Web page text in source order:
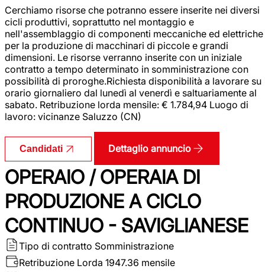
Cerchiamo risorse che potranno essere inserite nei diversi
cicli produttivi, soprattutto nel montaggio e
nell'assemblaggio di componenti meccaniche ed elettriche
per la produzione di macchinari di piccole e grandi
dimensioni. Le risorse verranno inserite con un iniziale
contratto a tempo determinato in somministrazione con
possibilità di proroghe.Richiesta disponibilità a lavorare su
orario giornaliero dal lunedì al venerdì e saltuariamente al
sabato. Retribuzione lorda mensile: € 1.784,94 Luogo di
lavoro: vicinanze Saluzzo (CN)
Candidati Dettaglio annuncio
OPERAIO / OPERAIA DI
PRODUZIONE A CICLO
CONTINUO - SAVIGLIANESE
Tipo di contratto Somministrazione
Retribuzione Lorda 1947.36 mensile